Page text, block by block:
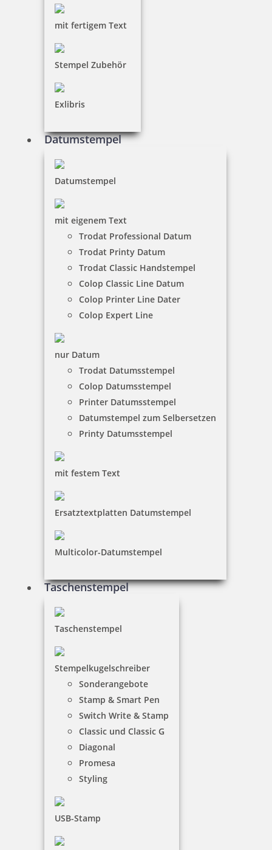
mit fertigem Text
Stempel Zubehör
Exlibris
Datumstempel
Datumstempel
mit eigenem Text
Trodat Professional Datum
Trodat Printy Datum
Trodat Classic Handstempel
Colop Classic Line Datum
Colop Printer Line Dater
Colop Expert Line
nur Datum
Trodat Datumsstempel
Colop Datumsstempel
Printer Datumsstempel
Datumstempel zum Selbersetzen
Printy Datumsstempel
mit festem Text
Ersatztextplatten Datumstempel
Multicolor-Datumstempel
Taschenstempel
Taschenstempel
Stempelkugelschreiber
Sonderangebote
Stamp & Smart Pen
Switch Write & Stamp
Classic und Classic G
Diagonal
Promesa
Styling
USB-Stamp
Jetzt gestalten
Colop Green Line Printer 30
23,85 €
Jetzt gestalten
Colop Green Line Printer 40
30,35 €
Jetzt gestalten
35,70 €